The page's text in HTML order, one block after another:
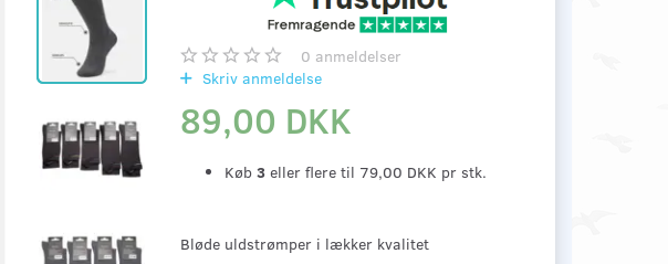
0 anmeldelser
Skriv anmeldelse
89,00 DKK
Køb3 eller flere til 79,00 DKK pr stk.
Bløde uldstrømper i lækker kvalitet